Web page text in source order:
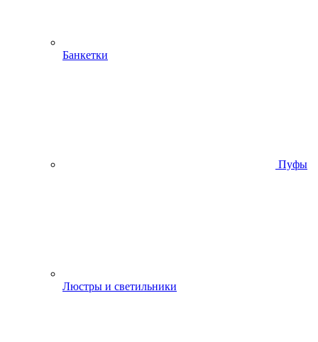
Банкетки
Пуфы
Люстры и светильники